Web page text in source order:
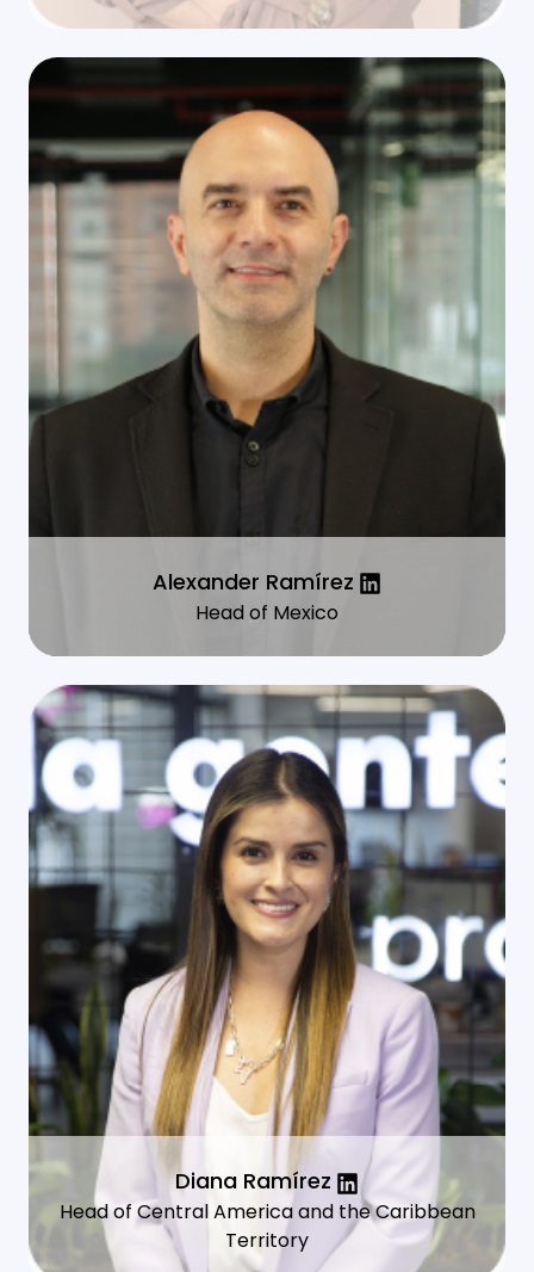
Alexander Ramírez
Head of Mexico
Diana Ramírez
Head of Central America and the Caribbean
Territory